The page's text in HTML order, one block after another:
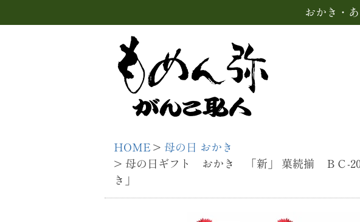
おかき・
HOME
母の日 おかき
母の日ギフト おかき 「新」 菓続揃 ＢＣ-
き」